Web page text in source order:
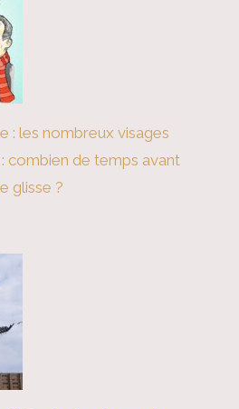
: les nombreux visages
: combien de temps avant
glisse ?